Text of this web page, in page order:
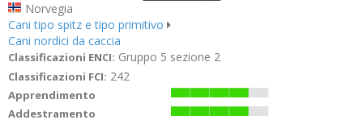
Norvegia
Cani tipo spitz e tipo primitivo
Cani nordici da caccia
Classificazioni ENCI: Gruppo 5 sezione 2
Classificazioni FCI: 242
Apprendimento
Addestramento